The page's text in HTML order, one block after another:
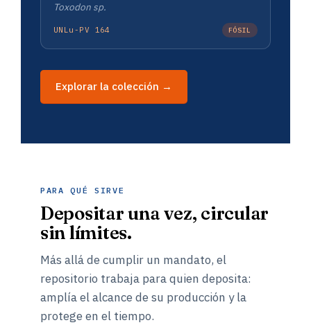
Toxodon sp.
UNLu-PV 164 FÓSIL
Explorar la colección →
PARA QUÉ SIRVE
Depositar una vez, circular
sin límites.
Más allá de cumplir un mandato, el
repositorio trabaja para quien deposita:
amplía el alcance de su producción y la
protege en el tiempo.